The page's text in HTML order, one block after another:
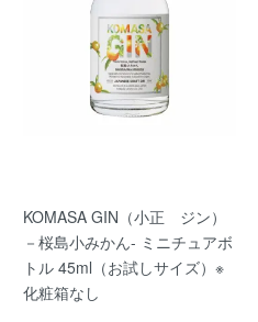
KOMASA GIN（小正 ジン）
－桜島小みかん- ミニチュアボ
トル 45ml（お試しサイズ）※
化粧箱なし